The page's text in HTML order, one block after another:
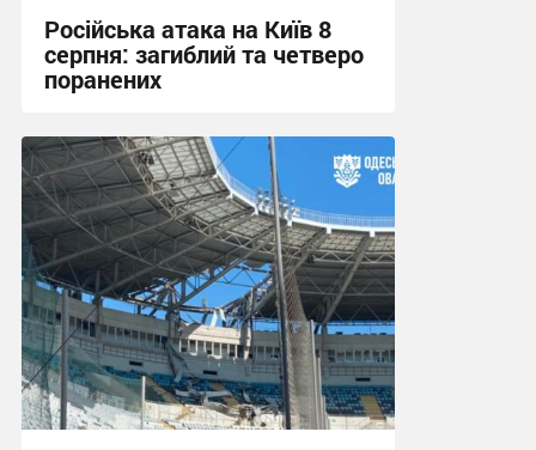
Російська атака на Київ 8
серпня: загиблий та четверо
поранених
10:42 сьогодні